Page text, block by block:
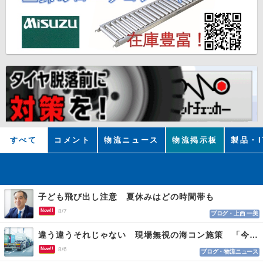
すべて コメント 物流ニュース 物流掲示板 製品・
子ども飛び出し注意 夏休みはどの時間帯も
New!! 8/7 ブログ・上西 一美
違う違うそれじゃない 現場無視の海コン施策 「今でも平均２～３時間は待つ」
New!! 8/6 ブログ・物流ニュース